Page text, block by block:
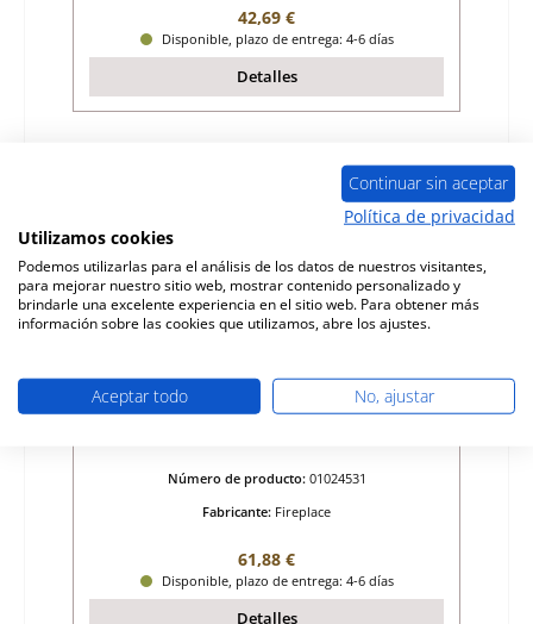
Precio normal:
42,69 €
Disponible, plazo de entrega: 4-6 días
Detalles
Fireplace Trondol ladrillo lateral a la
Número de producto: 01024531
Fabricante: Fireplace
Precio normal:
61,88 €
Disponible, plazo de entrega: 4-6 días
Detalles
Continuar sin aceptar
Política de privacidad
Utilizamos cookies
Podemos utilizarlas para el análisis de los datos de nuestros visitantes,
para mejorar nuestro sitio web, mostrar contenido personalizado y
brindarle una excelente experiencia en el sitio web. Para obtener más
información sobre las cookies que utilizamos, abre los ajustes.
Aceptar todo No, ajustar